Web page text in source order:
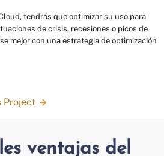
tendrás que optimizar su uso para
de crisis, recesiones o picos de
mejor con una estrategia de optimización
Project
ventajas del